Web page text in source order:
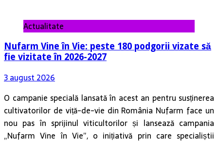
Actualitate
Nufarm Vine în Vie: peste 180 podgorii vizate să
fie vizitate în 2026-2027
3 august 2026
O campanie specială lansată în acest an pentru susținerea
cultivatorilor de viță-de-vie din România Nufarm face un
nou pas în sprijinul viticultorilor și lansează campania
„Nufarm Vine în Vie”, o inițiativă prin care specialiștii